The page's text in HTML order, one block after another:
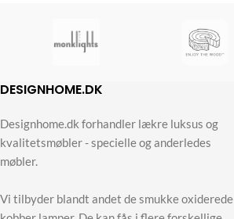
DESIGNHOME.DK
Designhome.dk forhandler lækre luksus og
kvalitetsmøbler - specielle og anderledes
møbler.
Vi tilbyder blandt andet de smukke oxiderede